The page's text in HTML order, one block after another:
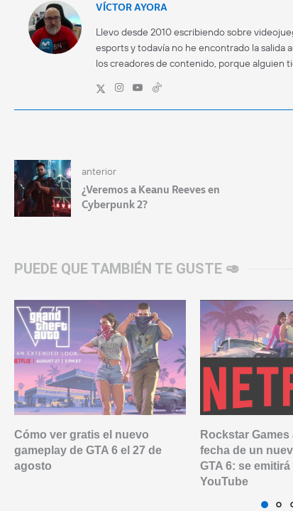
VÍCTOR AYORA
Llevo desde 2010 escribiendo sobre
esports y todavía no he encontrado la salida
los creadores de contenido, porque alguien
anterior
¿Veremos a Keanu Reeves en
Cyberpunk 2?
PUEDE QUE TAMBIÉN TE GUSTE 🥑
Cómo ver gratis el nuevo
gameplay de GTA 6 el 27 de
agosto
Rockstar
fecha de un
GTA 6: se
YouTube